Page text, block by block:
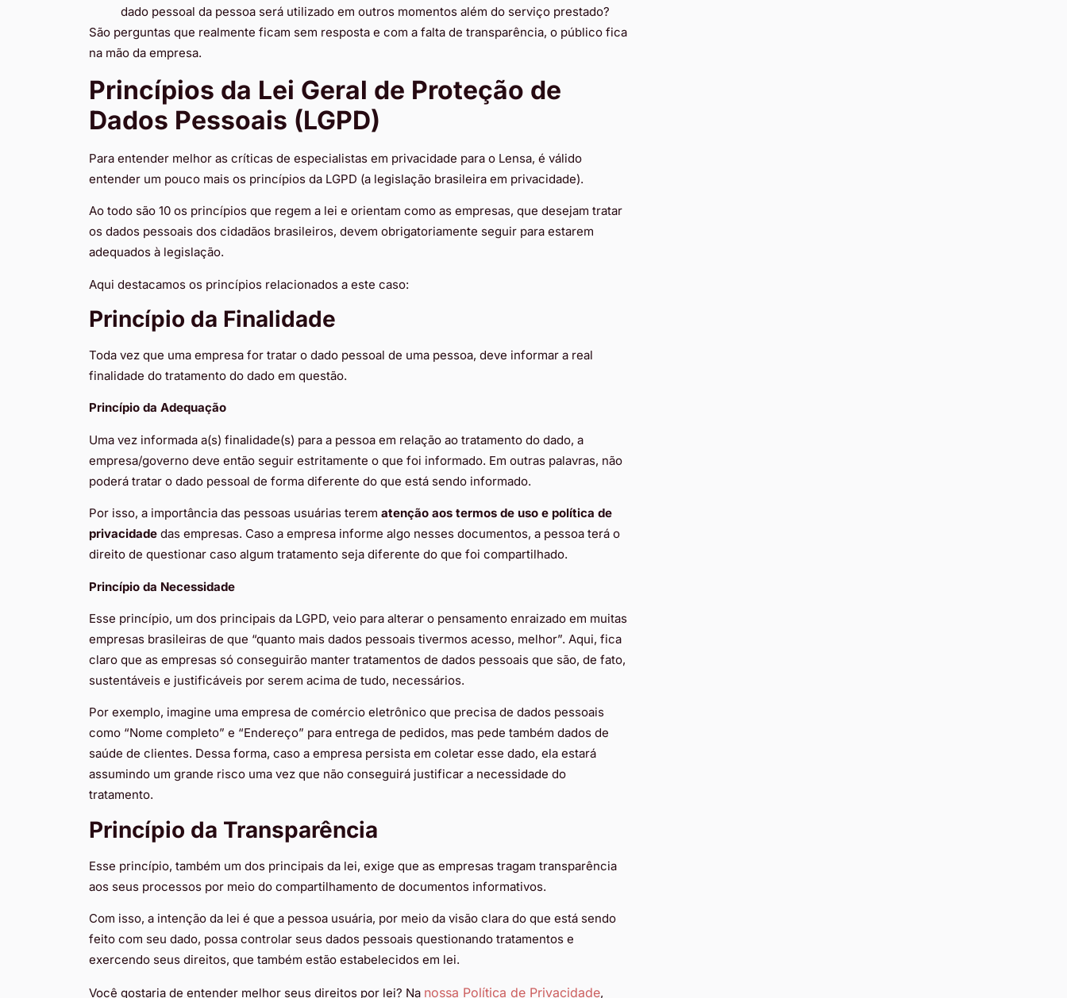
dado pessoal da pessoa será utilizado em outros momentos além do serviço prestado?
São perguntas que realmente ficam sem resposta e com a falta de transparência, o público fica
na mão da empresa.
Princípios da Lei Geral de Proteção de
Dados Pessoais (LGPD)
Para entender melhor as críticas de especialistas em privacidade para o Lensa, é válido
entender um pouco mais os princípios da LGPD (a legislação brasileira em privacidade).
Ao todo são 10 os princípios que regem a lei e orientam como as empresas, que desejam tratar
os dados pessoais dos cidadãos brasileiros, devem obrigatoriamente seguir para estarem
adequados à legislação.
Aqui destacamos os princípios relacionados a este caso:
Princípio da Finalidade
Toda vez que uma empresa for tratar o dado pessoal de uma pessoa, deve informar a real
finalidade do tratamento do dado em questão.
Princípio da Adequação
Uma vez informada a(s) finalidade(s) para a pessoa em relação ao tratamento do dado, a
empresa/governo deve então seguir estritamente o que foi informado. Em outras palavras, não
poderá tratar o dado pessoal de forma diferente do que está sendo informado.
Por isso, a importância das pessoas usuárias terem atenção aos termos de uso e política de
privacidade das empresas. Caso a empresa informe algo nesses documentos, a pessoa terá o
direito de questionar caso algum tratamento seja diferente do que foi compartilhado.
Princípio da Necessidade
Esse princípio, um dos principais da LGPD, veio para alterar o pensamento enraizado em muitas
empresas brasileiras de que “quanto mais dados pessoais tivermos acesso, melhor”. Aqui, fica
claro que as empresas só conseguirão manter tratamentos de dados pessoais que são, de fato,
sustentáveis e justificáveis por serem acima de tudo, necessários.
Por exemplo, imagine uma empresa de comércio eletrônico que precisa de dados pessoais
como “Nome completo” e “Endereço” para entrega de pedidos, mas pede também dados de
saúde de clientes. Dessa forma, caso a empresa persista em coletar esse dado, ela estará
assumindo um grande risco uma vez que não conseguirá justificar a necessidade do
tratamento.
Princípio da Transparência
Esse princípio, também um dos principais da lei, exige que as empresas tragam transparência
aos seus processos por meio do compartilhamento de documentos informativos.
Com isso, a intenção da lei é que a pessoa usuária, por meio da visão clara do que está sendo
feito com seu dado, possa controlar seus dados pessoais questionando tratamentos e
exercendo seus direitos, que também estão estabelecidos em lei.
Você gostaria de entender melhor seus direitos por lei? Na nossa Política de Privacidade,